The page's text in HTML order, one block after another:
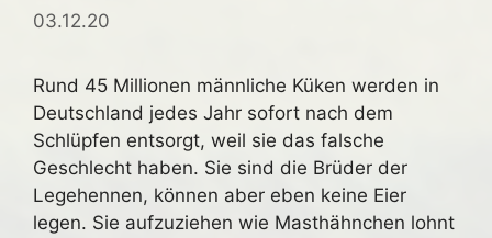
03.12.20
Rund 45 Millionen männliche Küken werden in
Deutschland jedes Jahr sofort nach dem
Schlüpfen entsorgt, weil sie das falsche
Geschlecht haben. Sie sind die Brüder der
Legehennen, können aber eben keine Eier
legen. Sie aufzuziehen wie Masthähnchen lohnt